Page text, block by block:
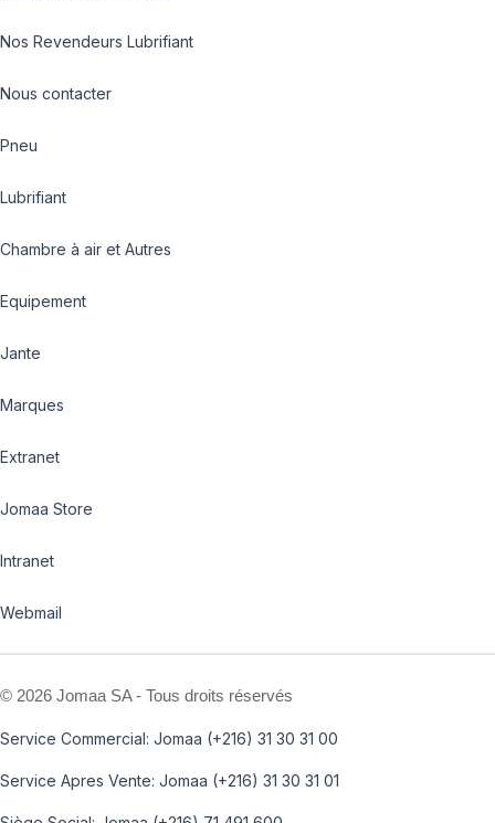
Nos Revendeurs Lubrifiant
Nous contacter
Pneu
Lubrifiant
Chambre à air et Autres
Equipement
Jante
Marques
Extranet
Jomaa Store
Intranet
Webmail
© 2026 Jomaa SA - Tous droits réservés
Service Commercial: Jomaa (+216) 31 30 31 00
Service Apres Vente: Jomaa (+216) 31 30 31 01